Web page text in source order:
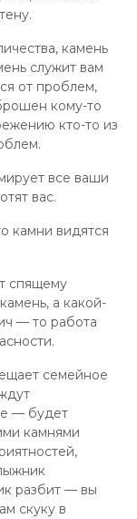
камень
служит вам
от проблем,
кому-то
кто-то из
все ваши
вас.
камни видятся
спящему
а какой-
— то работа
семейное
— будет
камнями
разбит — вы
скуку в